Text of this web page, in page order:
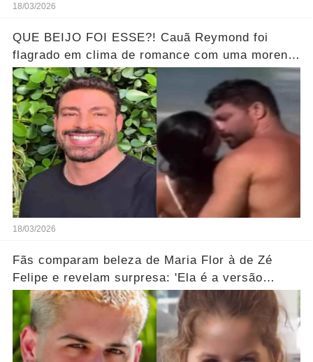
18/03/2026
QUE BEIJO FOI ESSE?! Cauã Reymond foi
flagrado em clima de romance com uma morena
misteriosa em uma praia do Rio.... Ver o Vídeo
18/03/2026
Fãs comparam beleza de Maria Flor à de Zé
Felipe e revelam surpresa: 'Ela é a versão
feminina!'... Ver mais